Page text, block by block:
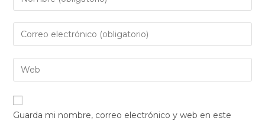
tu
nombre
de
usuario
para
comentar
Introduce
tu
dirección
de
electrónico
para
Introduce
la
URL
Guarda mi nombre, correo electrónico y web en este